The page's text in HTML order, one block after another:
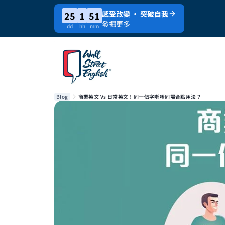
25
dd
1
hh
51
mm
感受改變 · 突破自我
發掘更多
Blog 商業英文 Vs 日常英文！同一個字喺唔同場合點用法？